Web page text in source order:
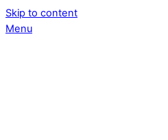
Skip to content
Menu